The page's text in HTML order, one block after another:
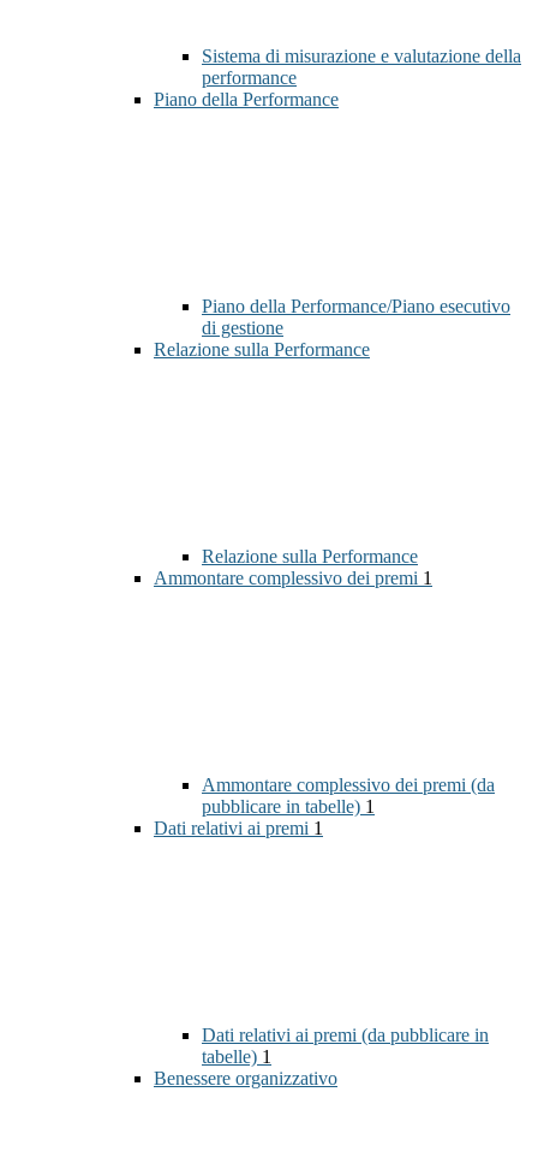
Sistema di misurazione e valutazione della
performance
Piano della Performance
Piano della Performance/Piano esecutivo
di gestione
Relazione sulla Performance
Relazione sulla Performance
Ammontare complessivo dei premi 1
Ammontare complessivo dei premi (da
pubblicare in tabelle) 1
Dati relativi ai premi 1
Dati relativi ai premi (da pubblicare in
tabelle) 1
Benessere organizzativo